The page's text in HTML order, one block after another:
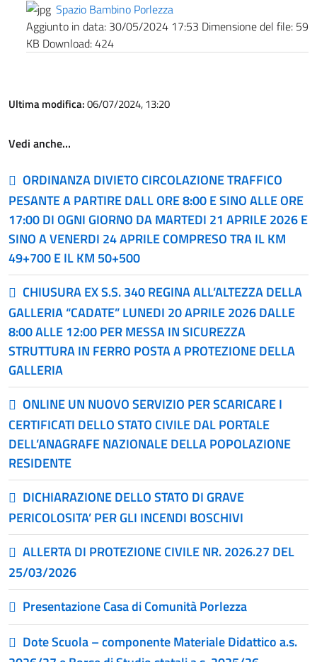
Spazio Bambino Porlezza
Aggiunto in data: 30/05/2024 17:53 Dimensione del file: 59
KB Download:424
Ultima modifica:06/07/2024, 13:20
Vedi anche…
ORDINANZA DIVIETO CIRCOLAZIONE TRAFFICO
PESANTE A PARTIRE DALL ORE 8:00 E SINO ALLE ORE
17:00 DI OGNI GIORNO DA MARTEDI 21 APRILE 2026 E
SINO A VENERDI 24 APRILE COMPRESO TRA IL KM
49+700 E IL KM 50+500
CHIUSURA EX S.S. 340 REGINA ALL’ALTEZZA DELLA
GALLERIA “CADATE” LUNEDI 20 APRILE 2026 DALLE
8:00 ALLE 12:00 PER MESSA IN SICUREZZA
STRUTTURA IN FERRO POSTA A PROTEZIONE DELLA
GALLERIA
ONLINE UN NUOVO SERVIZIO PER SCARICARE I
CERTIFICATI DELLO STATO CIVILE DAL PORTALE
DELL’ANAGRAFE NAZIONALE DELLA POPOLAZIONE
RESIDENTE
DICHIARAZIONE DELLO STATO DI GRAVE
PERICOLOSITA’ PER GLI INCENDI BOSCHIVI
ALLERTA DI PROTEZIONE CIVILE NR. 2026.27 DEL
25/03/2026
Presentazione Casa di Comunità Porlezza
Dote Scuola – componente Materiale Didattico a.s.